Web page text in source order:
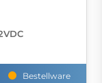
Bestellware